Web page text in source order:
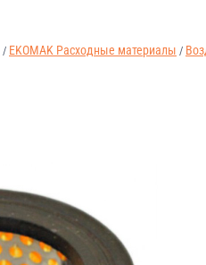
/ EKOMAK Расходные материалы /